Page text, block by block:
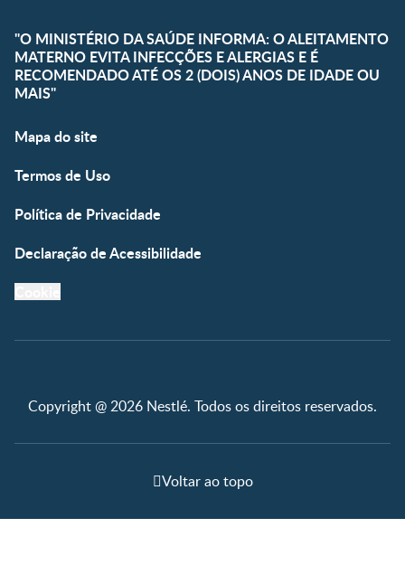
"O MINISTÉRIO DA SAÚDE INFORMA: O ALEITAMENTO
MATERNO EVITA INFECÇÕES E ALERGIAS E É
RECOMENDADO ATÉ OS 2 (DOIS) ANOS DE IDADE OU
MAIS"
Mapa do site
Termos de Uso
Política de Privacidade
Declaração de Acessibilidade
Copyright @ 2026 Nestlé. Todos os direitos reservados.
Voltar ao topo